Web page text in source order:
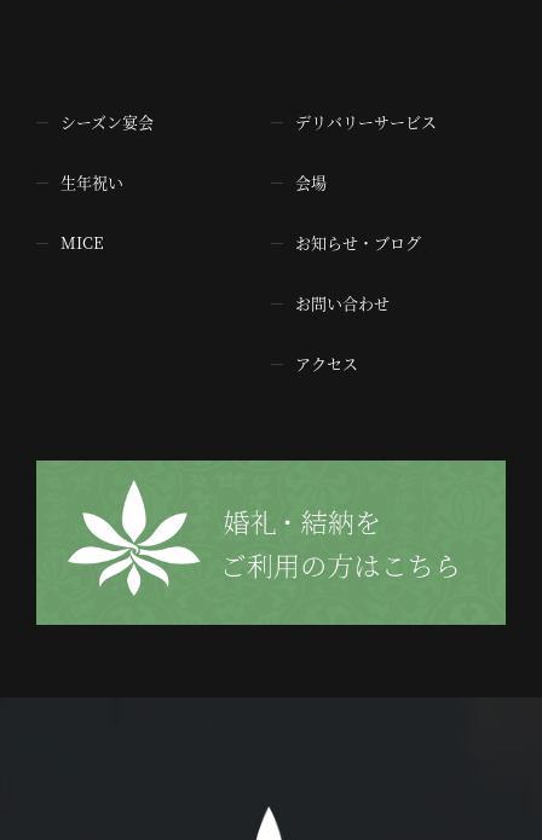
シーズン宴会
生年祝い
MICE
デリバリーサービス
会場
お知らせ・ブログ
お問い合わせ
アクセス